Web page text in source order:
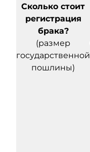
Сколько стоит
регистрация
брака?
(размер
государственной
пошлины)